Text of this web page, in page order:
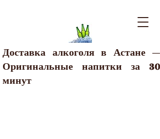
Доставка алкоголя в Астане —
Оригинальные напитки за 30
минут